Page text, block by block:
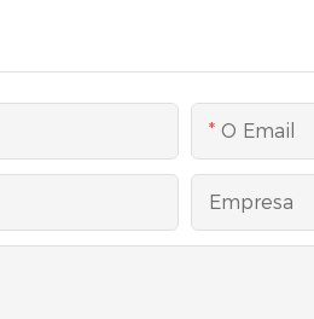
O Email
Empresa